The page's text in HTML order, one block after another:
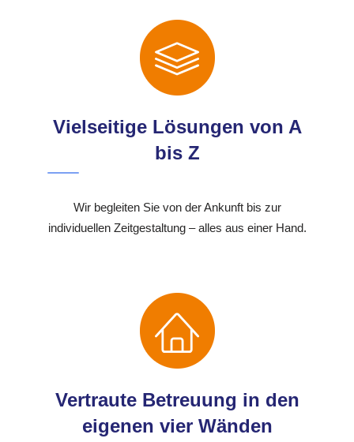
Vielseitige Lösungen von A
bis Z
Wir begleiten Sie von der Ankunft bis zur
individuellen Zeitgestaltung – alles aus einer Hand.
Vertraute Betreuung in den
eigenen vier Wänden